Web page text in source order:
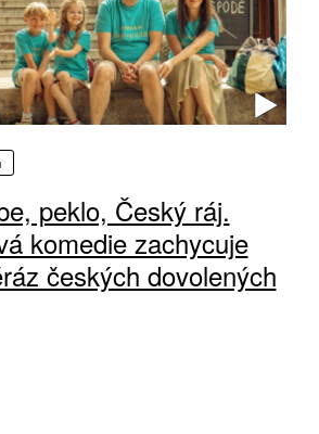
peklo, Český ráj.
komedie zachycuje
českých dovolených